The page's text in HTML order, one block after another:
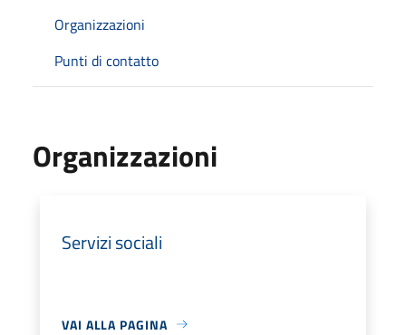
Organizzazioni
Punti di contatto
Organizzazioni
Servizi sociali
VAI ALLA PAGINA